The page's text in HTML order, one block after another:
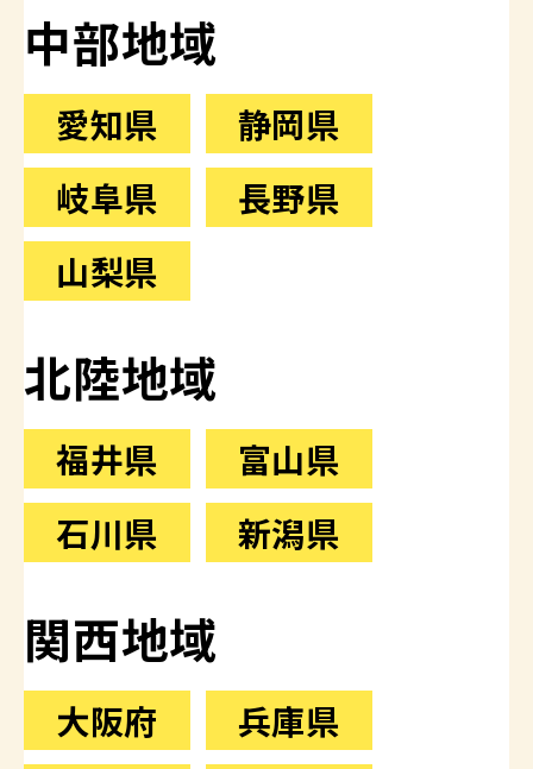
中部地域
愛知県
静岡県
岐阜県
長野県
山梨県
北陸地域
福井県
富山県
石川県
新潟県
関西地域
大阪府
兵庫県